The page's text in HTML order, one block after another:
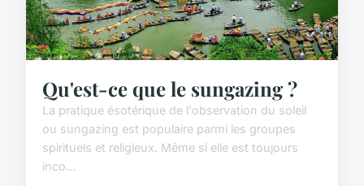
Qu'est-ce que le sungazing ?
La pratique ésotérique de l'observation du soleil
ou sungazing est populaire parmi les groupes
spirituels et religieux. Même si elle est toujours
inco...